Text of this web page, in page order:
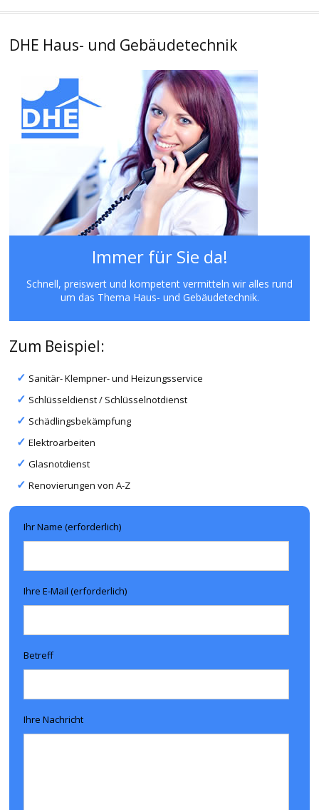
DHE Haus- und Gebäudetechnik
Immer für Sie da!
Schnell, preiswert und kompetent vermitteln wir alles rund
um das Thema Haus- und Gebäudetechnik.
Zum Beispiel:
Sanitär- Klempner- und Heizungsservice
Schlüsseldienst / Schlüsselnotdienst
Schädlingsbekämpfung
Elektroarbeiten
Glasnotdienst
Renovierungen von A-Z
Ihr Name (erforderlich)
Ihre E-Mail (erforderlich)
Betreff
Ihre Nachricht